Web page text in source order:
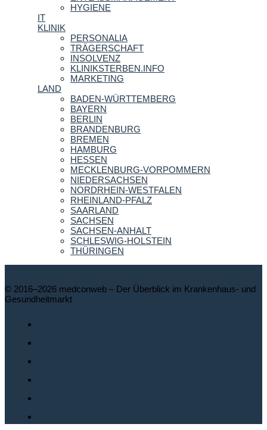
HYGIENE
IT
KLINIK
PERSONALIA
TRÄGERSCHAFT
INSOLVENZ
KLINIKSTERBEN.INFO
MARKETING
LAND
BADEN-WÜRTTEMBERG
BAYERN
BERLIN
BRANDENBURG
BREMEN
HAMBURG
HESSEN
MECKLENBURG-VORPOMMERN
NIEDERSACHSEN
NORDRHEIN-WESTFALEN
RHEINLAND-PFALZ
SAARLAND
SACHSEN
SACHSEN-ANHALT
SCHLESWIG-HOLSTEIN
THÜRINGEN
© 2016–2026 medconweb – Der Überblick im Krankenhaus- und
Gesundheitmarkt